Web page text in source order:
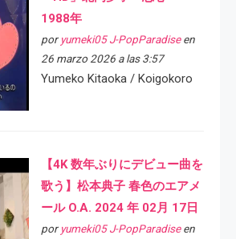
1988年
por yumeki05 J-PopParadiseen
26 marzo 2026 a las 3:57
Yumeko Kitaoka / Koigokoro
【4K 数年ぶりにデビュー曲を
歌う】松本典子 春色のエアメ
ール O.A. 2024 年 02月 17日
por yumeki05 J-PopParadiseen